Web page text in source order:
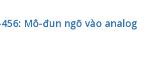
456: Mô-đun ngõ vào analog